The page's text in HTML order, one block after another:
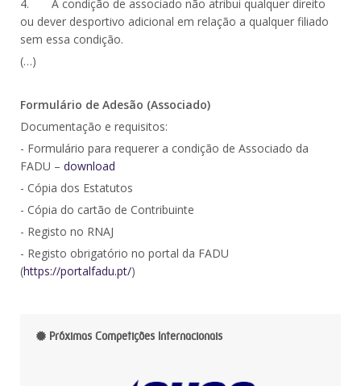
4. A condição de associado não atribui qualquer direito
ou dever desportivo adicional em relação a qualquer filiado
sem essa condição.
(…)
Formulário de Adesão (Associado)
Documentação e requisitos:
- Formulário para requerer a condição de Associado da
FADU – download
- Cópia dos Estatutos
- Cópia do cartão de Contribuinte
- Registo no RNAJ
- Registo obrigatório no portal da FADU
(https://portalfadu.pt/)
Próximas Competições Internacionais